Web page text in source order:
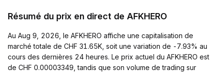
Résumé du prix en direct de AFKHERO
Au Aug 9, 2026, le AFKHERO affiche une capitalisation de
marché totale de CHF 31.65K, soit une variation de -7.93% au
cours des dernières 24 heures. Le prix actuel du AFKHERO est
de CHF 0.00003349, tandis que son volume de trading sur